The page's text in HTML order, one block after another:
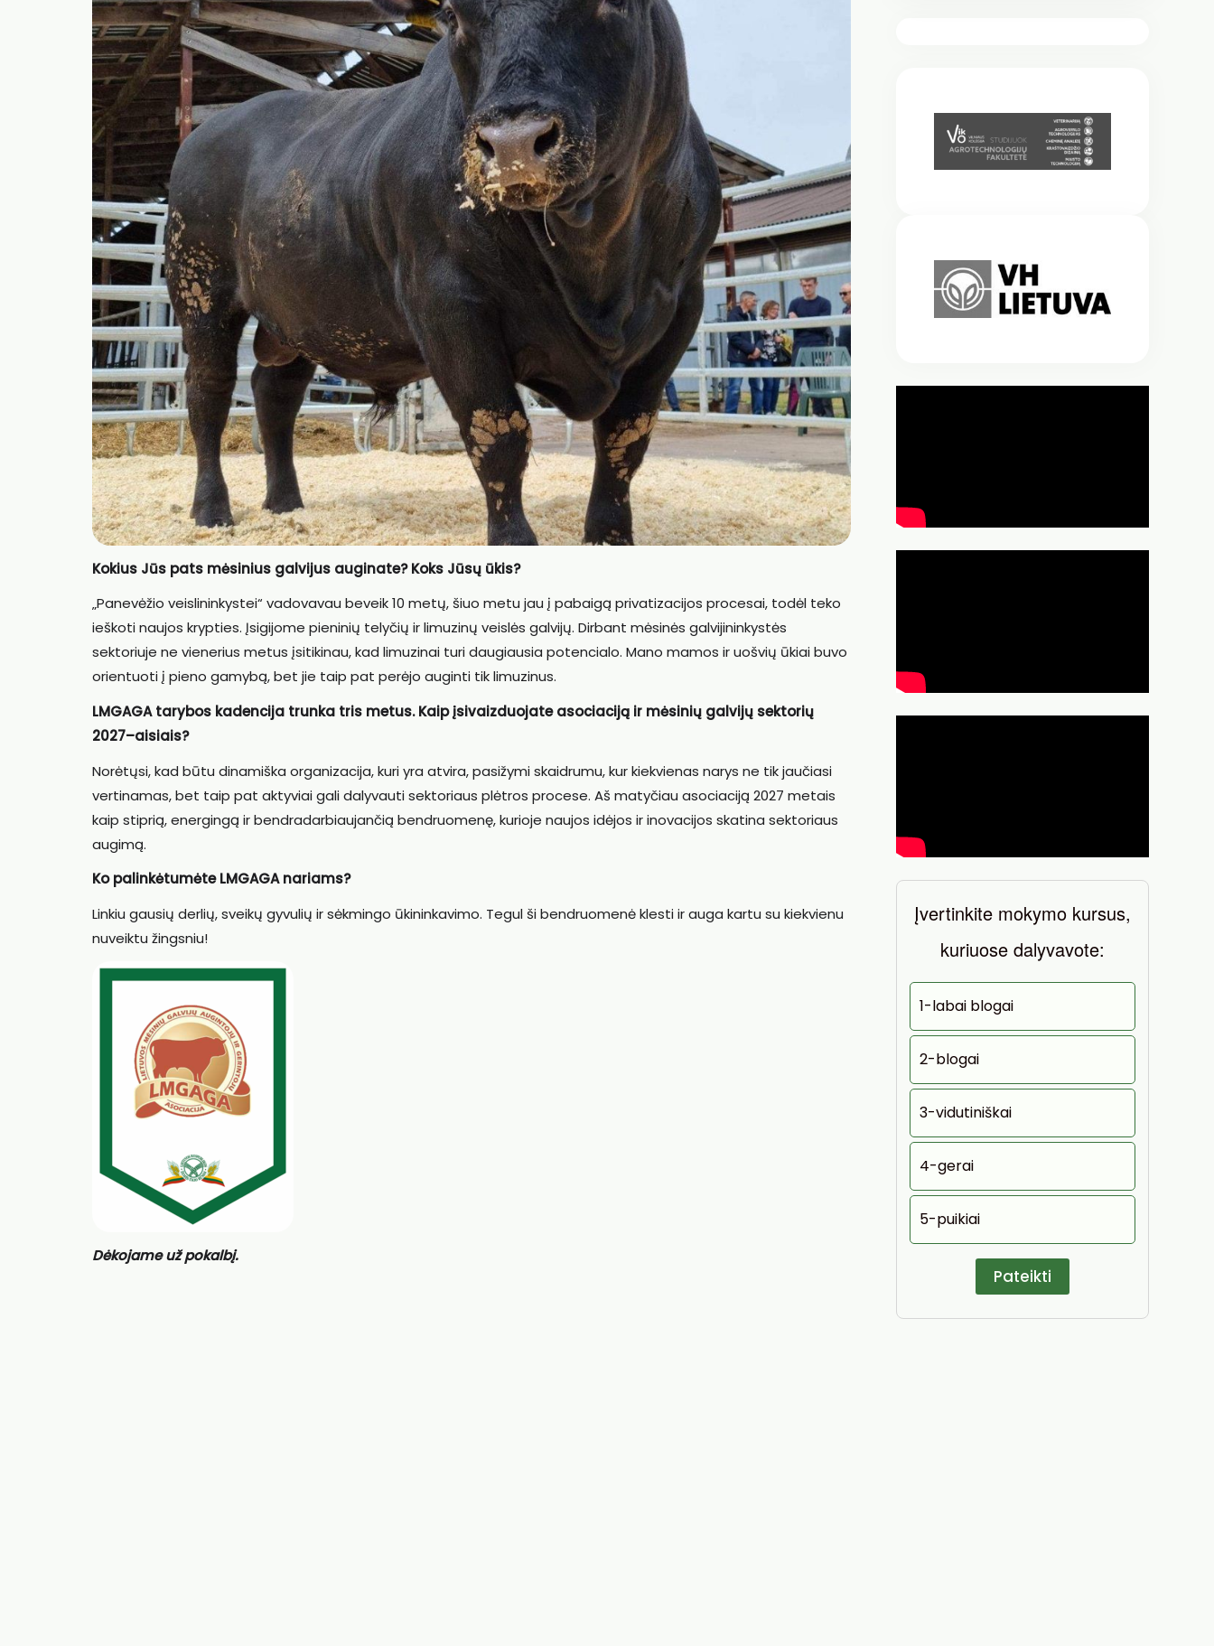
Kokius Jūs pats mėsinius galvijus auginate? Koks Jūsų ūkis?
„Panevėžio veislininkystei“ vadovavau beveik 10 metų, šiuo metu jau į pabaigą privatizacijos procesai, todėl teko
ieškoti naujos krypties. Įsigijome pieninių telyčių ir limuzinų veislės galvijų. Dirbant mėsinės galvijininkystės
sektoriuje ne vienerius metus įsitikinau, kad limuzinai turi daugiausia potencialo. Mano mamos ir uošvių ūkiai buvo
orientuoti į pieno gamybą, bet jie taip pat perėjo auginti tik limuzinus.
LMGAGA tarybos kadencija trunka tris metus. Kaip įsivaizduojate asociaciją ir mėsinių galvijų sektorių
2027–aisiais?
Norėtųsi, kad būtu dinamiška organizacija, kuri yra atvira, pasižymi skaidrumu, kur kiekvienas narys ne tik jaučiasi
vertinamas, bet taip pat aktyviai gali dalyvauti sektoriaus plėtros procese. Aš matyčiau asociaciją 2027 metais
kaip stiprią, energingą ir bendradarbiaujančią bendruomenę, kurioje naujos idėjos ir inovacijos skatina sektoriaus
augimą.
Ko palinkėtumėte LMGAGA nariams?
Linkiu gausių derlių, sveikų gyvulių ir sėkmingo ūkininkavimo. Tegul ši bendruomenė klesti ir auga kartu su kiekvienu
nuveiktu žingsniu!
Dėkojame už pokalbį.
Įvertinkite mokymo kursus,
kuriuose dalyvavote:
1-labai blogai
2-blogai
3-vidutiniškai
4-gerai
5-puikiai